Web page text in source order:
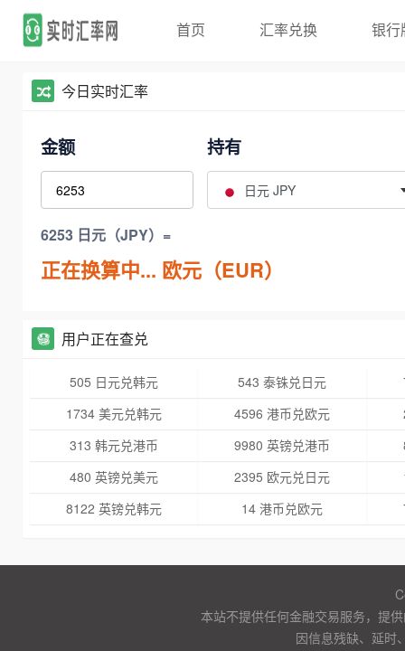
首页 汇率兑换 银行
今日实时汇率
金额 持有
日元 JPY
6253 日元（JPY）=
正在换算中... 欧元（EUR）
用户正在查兑
505 日元兑韩元 543 泰铢兑日元
1734 美元兑韩元
4596 港币兑欧元
313 韩元兑港币
9980 英镑兑港币
480 英镑兑美元
2395 欧元兑日元
8122 英镑兑韩元
14 港币兑欧元
本站不提供任何金融交易服务，提
因信息残缺、延时